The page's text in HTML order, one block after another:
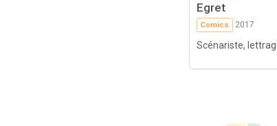
Egret
Comics 2017
Scénariste,